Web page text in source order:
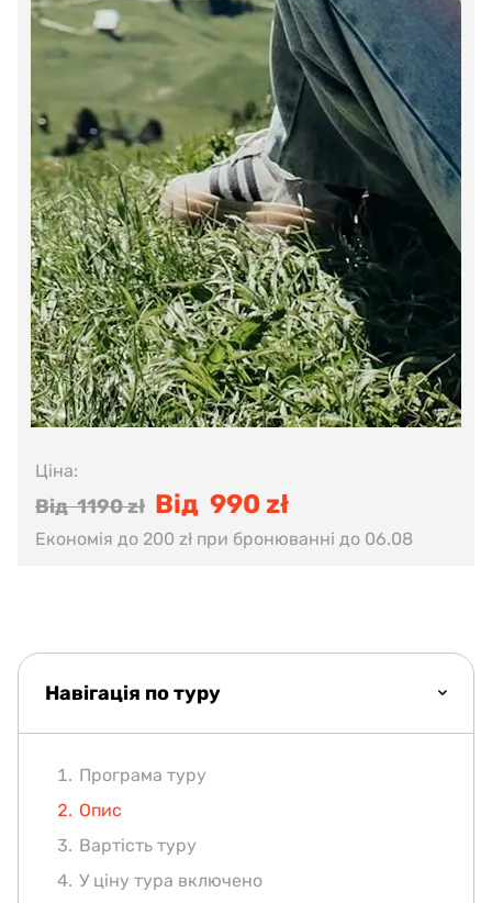
Ціна:
Від 1190 zł Від 990 zł
Економія до 200 zł при бронюванні до 06.08
Навігація по туру
Програма туру
Опис
Вартість туру
У ціну тура включено